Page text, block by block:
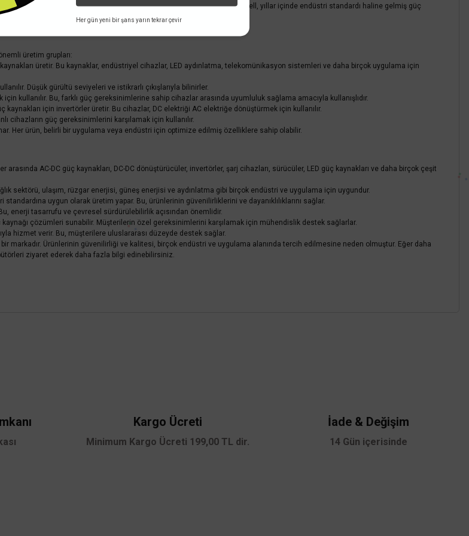
güç kaynağı çözümleri üreten ve dağıtan önde gelen bir markadır. Meanwell, yıllar içinde endüstri standardı haline gelmiş güç
üretim grupları:
üretir. Bu kaynaklar, endüstriyel cihazlar, LED aydınlatma, telekomünikasyon sistemleri ve daha birçok uygulama için
Düşük gürültü seviyeleri ve istikrarlı çıkışlarıyla bilinirler.
kullanılır. Bu, farklı güç gereksinimlerine sahip cihazlar arasında uyumluluk sağlama amacıyla kullanışlıdır.
için invertörler üretir. Bu cihazlar, DC elektriği AC elektriğe dönüştürmek için kullanılır.
cihazların güç gereksinimlerini karşılamak için kullanılır.
Her ürün, belirli bir uygulama veya endüstri için optimize edilmiş özelliklere sahip olabilir.
AC-DC güç kaynakları, DC-DC dönüştürücüler, invertörler, şarj cihazları, sürücüler, LED güç kaynakları ve daha birçok çeşit
sektörü, ulaşım, rüzgar enerjisi, güneş enerjisi ve aydınlatma gibi birçok endüstri ve uygulama için uygundur.
uygun olarak üretim yapar. Bu, ürünlerinin güvenilirliklerini ve dayanıklılıklarını sağlar.
enerji tasarrufu ve çevresel sürdürülebilirlik açısından önemlidir.
çözümleri sunabilir. Müşterilerin özel gereksinimlerini karşılamak için mühendislik destek sağlarlar.
hizmet verir. Bu, müşterilere uluslararası düzeyde destek sağlar.
bir markadır. Ürünlerinin güvenilirliği ve kalitesi, birçok endüstri ve uygulama alanında tercih edilmesine neden olmuştur. Eğer daha
ziyaret ederek daha fazla bilgi edinebilirsiniz.
Kargo Ücreti
Minimum Kargo Ücreti 199,00 TL dir.
İade & Değişim
14 Gün içerisinde
Her gün yeni bir şans yarın tekrar çevir